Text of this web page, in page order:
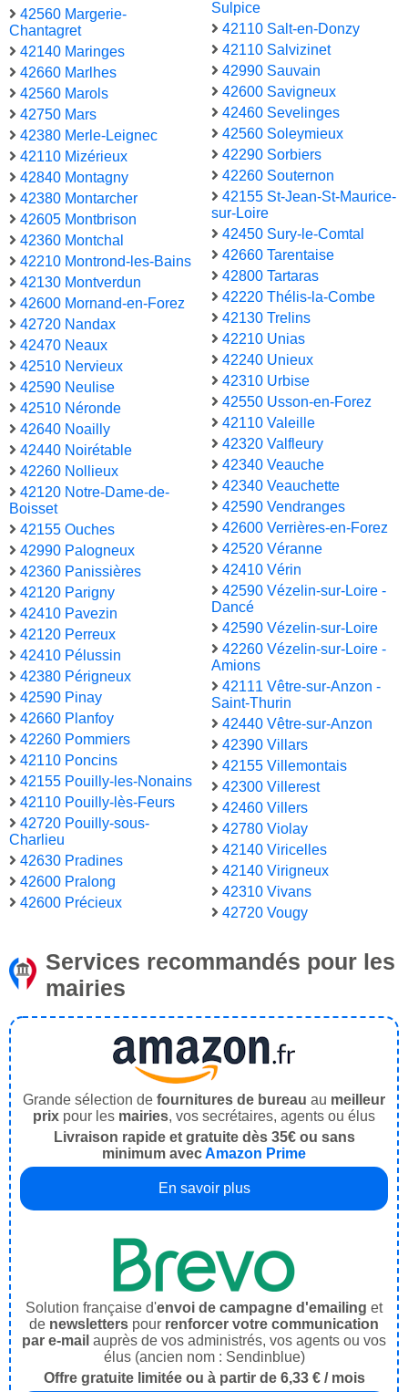
42560 Margerie-
Chantagret
42140 Maringes
42660 Marlhes
42560 Marols
42750 Mars
42380 Merle-Leignec
42110 Mizérieux
42840 Montagny
42380 Montarcher
42605 Montbrison
42360 Montchal
42210 Montrond-les-Bains
42130 Montverdun
42600 Mornand-en-Forez
42720 Nandax
42470 Neaux
42510 Nervieux
42590 Neulise
42510 Néronde
42640 Noailly
42440 Noirétable
42260 Nollieux
42120 Notre-Dame-de-
Boisset
42155 Ouches
42990 Palogneux
42360 Panissières
42120 Parigny
42410 Pavezin
42120 Perreux
42410 Pélussin
42380 Périgneux
42590 Pinay
42660 Planfoy
42260 Pommiers
42110 Poncins
42155 Pouilly-les-Nonains
42110 Pouilly-lès-Feurs
42720 Pouilly-sous-
Charlieu
42630 Pradines
42600 Pralong
42600 Précieux
Sulpice
42110 Salt-en-Donzy
42110 Salvizinet
42990 Sauvain
42600 Savigneux
42460 Sevelinges
42560 Soleymieux
42290 Sorbiers
42260 Souternon
42155 St-Jean-St-Maurice-
sur-Loire
42450 Sury-le-Comtal
42660 Tarentaise
42800 Tartaras
42220 Thélis-la-Combe
42130 Trelins
42210 Unias
42240 Unieux
42310 Urbise
42550 Usson-en-Forez
42110 Valeille
42320 Valfleury
42340 Veauche
42340 Veauchette
42590 Vendranges
42600 Verrières-en-Forez
42520 Véranne
42410 Vérin
42590 Vézelin-sur-Loire -
Dancé
42590 Vézelin-sur-Loire
42260 Vézelin-sur-Loire -
Amions
42111 Vêtre-sur-Anzon -
Saint-Thurin
42440 Vêtre-sur-Anzon
42390 Villars
42155 Villemontais
42300 Villerest
42460 Villers
42780 Violay
42140 Viricelles
42140 Virigneux
42310 Vivans
42720 Vougy
Services recommandés pour les
mairies
Grande sélection de fournitures de bureau au meilleur
prix pour les mairies, vos secrétaires, agents ou élus
Livraison rapide et gratuite dès 35€ ou sans
minimum avecAmazon Prime
En savoir plus
Solution française d'envoi de campagne d'emailing et
de newsletters pour renforcer votre communication
par e-mail auprès de vos administrés, vos agents ou vos
élus (ancien nom : Sendinblue)
Offre gratuite limitée ou à partir de 6,33 € / mois